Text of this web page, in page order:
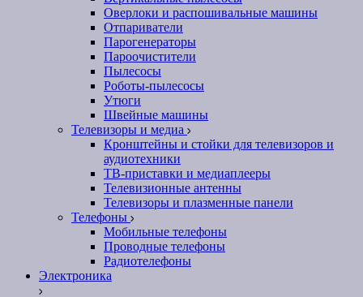
Оверлоки и распошивальные машины
Отпариватели
Парогенераторы
Пароочистители
Пылесосы
Роботы-пылесосы
Утюги
Швейные машины
Телевизоры и медиа
Кронштейны и стойки для телевизоров и
аудиотехники
ТВ-приставки и медиаплееры
Телевизионные антенны
Телевизоры и плазменные панели
Телефоны
Мобильные телефоны
Проводные телефоны
Радиотелефоны
Электроника